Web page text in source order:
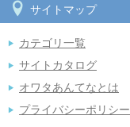
サイトマップ
カテゴリ一覧
サイトカタログ
オワタあんてなとは
プライバシーポリシー